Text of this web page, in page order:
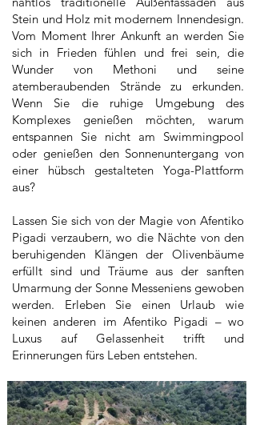
Stein und Holz mit modernem Innendesign.
Vom Moment Ihrer Ankunft an werden Sie
sich in Frieden fühlen und frei sein, die
Wunder von Methoni und seine
atemberaubenden Strände zu erkunden.
Wenn Sie die ruhige Umgebung des
Komplexes genießen möchten, warum
entspannen Sie nicht am Swimmingpool
oder genießen den Sonnenuntergang von
einer hübsch gestalteten Yoga-Plattform
aus?
Lassen Sie sich von der Magie von Afentiko
Pigadi verzaubern, wo die Nächte von den
beruhigenden Klängen der Olivenbäume
erfüllt sind und Träume aus der sanften
Umarmung der Sonne Messeniens gewoben
werden. Erleben Sie einen Urlaub wie
keinen anderen im Afentiko Pigadi – wo
Luxus auf Gelassenheit trifft und
Erinnerungen fürs Leben entstehen.